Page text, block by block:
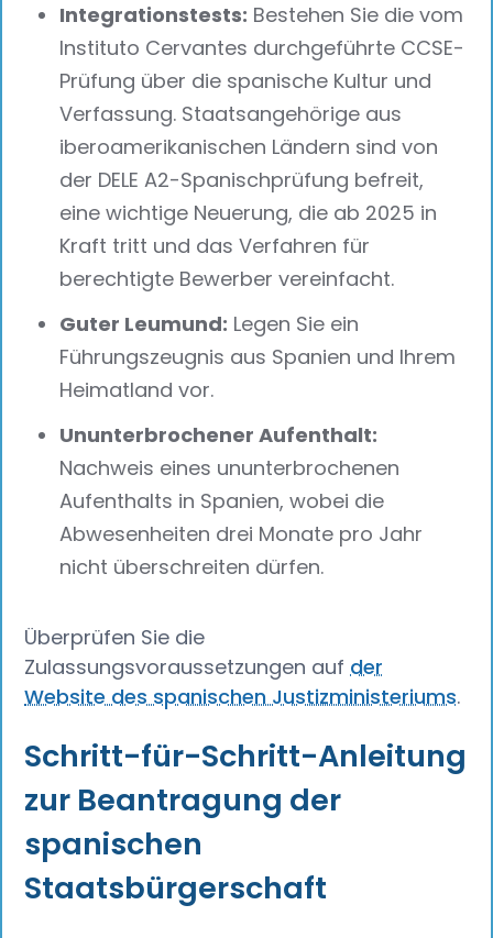
Integrationstests: Bestehen Sie die vom
Instituto Cervantes durchgeführte CCSE-
Prüfung über die spanische Kultur und
Verfassung. Staatsangehörige aus
iberoamerikanischen Ländern sind von
der DELE A2-Spanischprüfung befreit,
eine wichtige Neuerung, die ab 2025 in
Kraft tritt und das Verfahren für
berechtigte Bewerber vereinfacht.
Guter Leumund: Legen Sie ein
Führungszeugnis aus Spanien und Ihrem
Heimatland vor.
Ununterbrochener Aufenthalt:
Nachweis eines ununterbrochenen
Aufenthalts in Spanien, wobei die
Abwesenheiten drei Monate pro Jahr
nicht überschreiten dürfen.
Überprüfen Sie die
Zulassungsvoraussetzungen auf der
Website des spanischen Justizministeriums.
Schritt-für-Schritt-Anleitung
zur Beantragung der
spanischen
Staatsbürgerschaft